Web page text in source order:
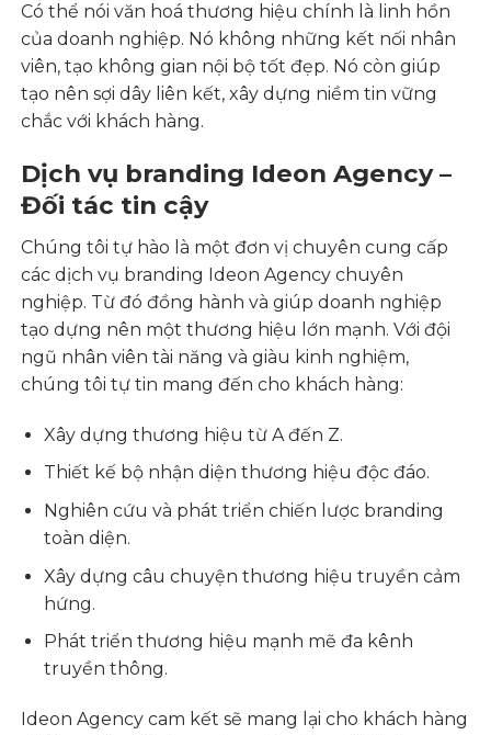
Có thể nói văn hoá thương hiệu chính là linh hồn
của doanh nghiệp. Nó không những kết nối nhân
viên, tạo không gian nội bộ tốt đẹp. Nó còn giúp
tạo nên sợi dây liên kết, xây dựng niềm tin vững
chắc với khách hàng.
Dịch vụ branding Ideon Agency –
Đối tác tin cậy
Chúng tôi tự hào là một đơn vị chuyên cung cấp
các dịch vụ branding Ideon Agency chuyên
nghiệp. Từ đó đồng hành và giúp doanh nghiệp
tạo dựng nên một thương hiệu lớn mạnh. Với đội
ngũ nhân viên tài năng và giàu kinh nghiệm,
chúng tôi tự tin mang đến cho khách hàng:
Xây dựng thương hiệu từ A đến Z.
Thiết kế bộ nhận diện thương hiệu độc đáo.
Nghiên cứu và phát triển chiến lược branding
toàn diện.
Xây dựng câu chuyện thương hiệu truyền cảm
hứng.
Phát triển thương hiệu mạnh mẽ đa kênh
truyền thông.
Ideon Agency cam kết sẽ mang lại cho khách hàng